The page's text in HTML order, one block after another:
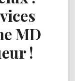
MD
!